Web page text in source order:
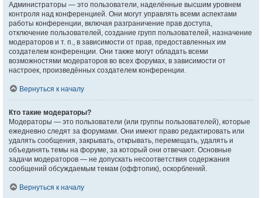
Администраторы — это пользователи, наделённые высшим уровнем
контроля над конференцией. Они могут управлять всеми аспектами
работы конференции, включая разграничение прав доступа,
отключение пользователей, создание групп пользователей, назначение
модераторов и т. п., в зависимости от прав, предоставленных им
создателем конференции. Они также могут обладать всеми
возможностями модераторов во всех форумах, в зависимости от
настроек, произведённых создателем конференции.
Вернуться к началу
Кто такие модераторы?
Модераторы — это пользователи (или группы пользователей), которые
ежедневно следят за форумами. Они имеют право редактировать или
удалять сообщения, закрывать, открывать, перемещать, удалять и
объединять темы на форуме, за который они отвечают. Основные
задачи модераторов — не допускать несоответствия содержания
сообщений обсуждаемым темам (оффтопик), оскорблений.
Вернуться к началу